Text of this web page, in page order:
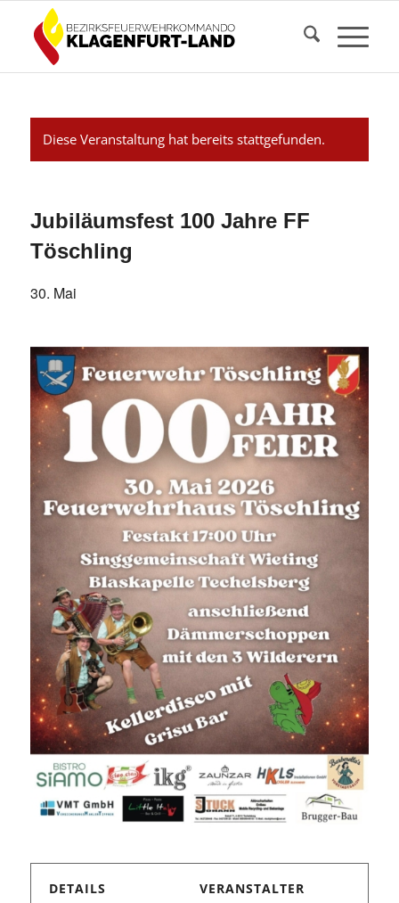
Diese Veranstaltung hat bereits stattgefunden.
Jubiläumsfest 100 Jahre FF
Töschling
30. Mai
DETAILS VERANSTALTER